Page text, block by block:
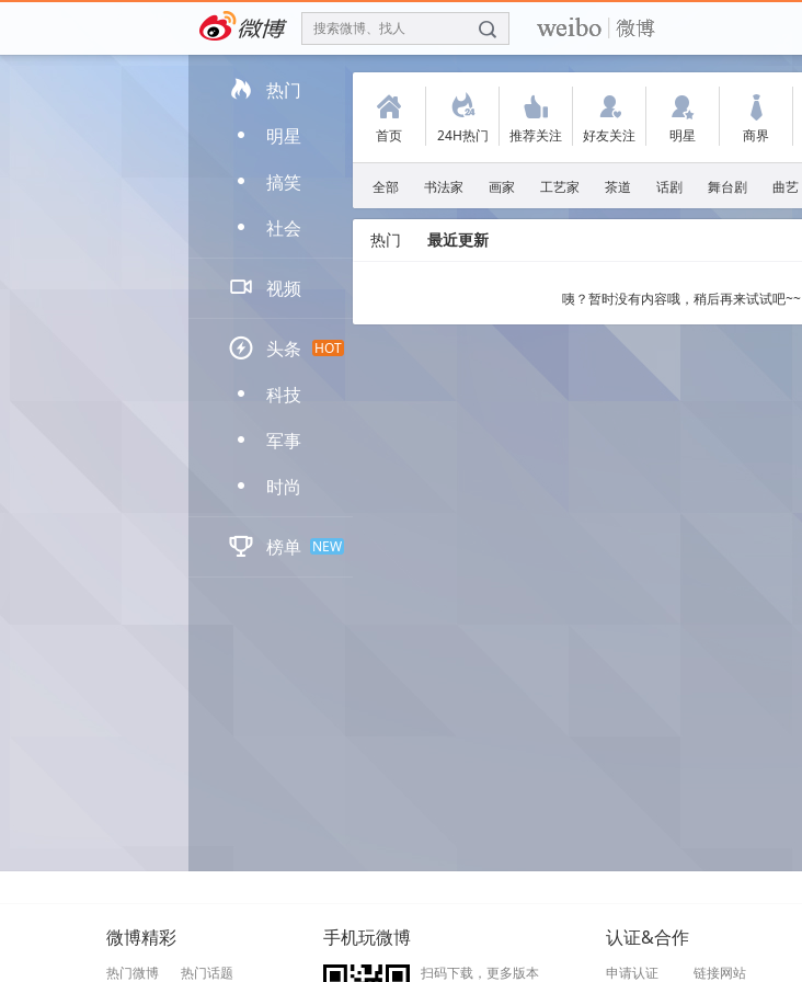
搜索微博、找人 f
 热门
D 明星
D 搞笑
D 社会
 视频
 头条 HOT
D 科技
D 军事
D 时尚
 榜单 NEW
(
首页
.
24H热门
'
推荐关注
:
好友关注
w
明星
+
商界
全部 书法家 画家 工艺家 茶道 话剧 舞台剧 曲艺
热门 最近更新
咦？暂时没有内容哦，稍后再来试试吧~~
微博精彩
热门微博 热门话题
手机玩微博
扫码下载，更多版本
认证&合作
申请认证 链接网站